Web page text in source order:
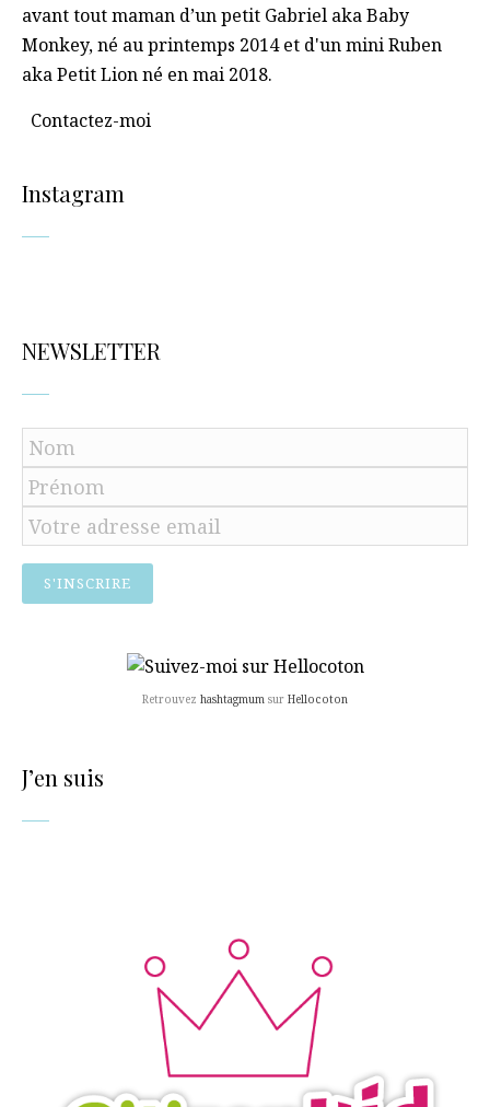
avant tout maman d’un petit Gabriel aka Baby
Monkey, né au printemps 2014 et d'un mini Ruben
aka Petit Lion né en mai 2018.
Contactez-moi
Instagram
NEWSLETTER
Retrouvez hashtagmum sur Hellocoton
J’en suis